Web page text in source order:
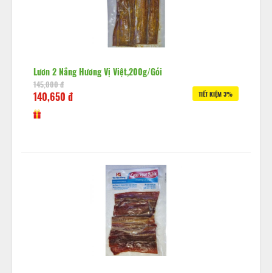
Lươn 2 Nắng Hương Vị Việt,200g/gói
145,000 đ
140,650 đ TIẾT KIỆM 3%